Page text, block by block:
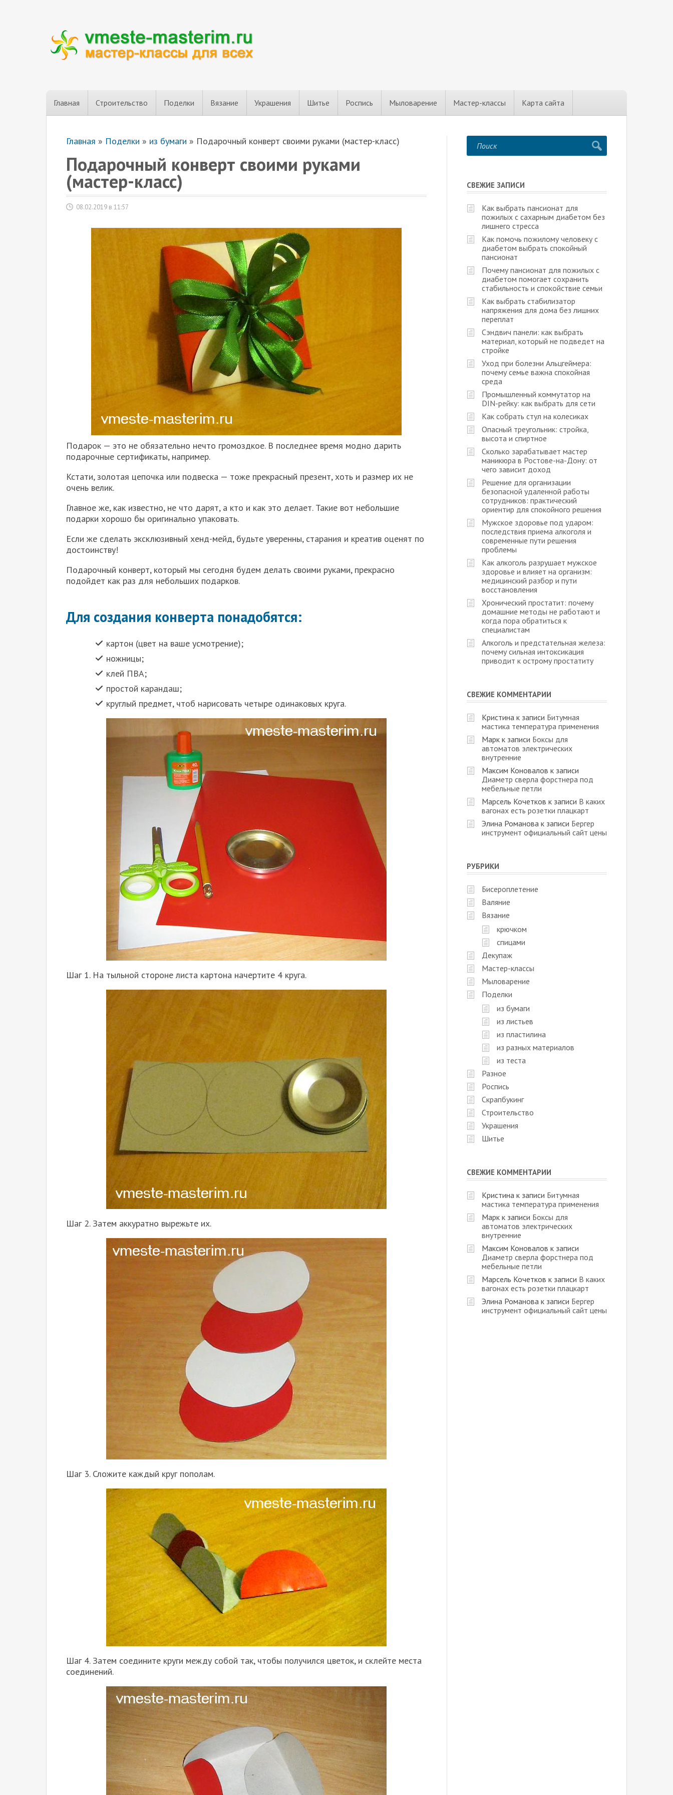
Главная Строительство Поделки Вязание Украшения Шитье Роспись Мыловарение Мастер-классы Карта сайта
Главная » Поделки » из бумаги » Подарочный конверт своими руками (мастер-класс)
Подарочный конверт своими руками
(мастер-класс)
08.02.2019 в 11:57
Подарок — это не обязательно нечто громоздкое. В последнее время модно дарить
подарочные сертификаты, например.
Кстати, золотая цепочка или подвеска — тоже прекрасный презент, хоть и размер их не
очень велик.
Главное же, как известно, не что дарят, а кто и как это делает. Такие вот небольшие
подарки хорошо бы оригинально упаковать.
Если же сделать эксклюзивный хенд-мейд, будьте уверенны, старания и креатив оценят по
достоинству!
Подарочный конверт, который мы сегодня будем делать своими руками, прекрасно
подойдет как раз для небольших подарков.
Для создания конверта понадобятся:
картон (цвет на ваше усмотрение);
ножницы;
клей ПВА;
простой карандаш;
круглый предмет, чтоб нарисовать четыре одинаковых круга.
Шаг 1. На тыльной стороне листа картона начертите 4 круга.
Шаг 2. Затем аккуратно вырежьте их.
Шаг 3. Сложите каждый круг пополам.
Шаг 4. Затем соедините круги между собой так, чтобы получился цветок, и склейте места
соединений.
СВЕЖИЕ ЗАПИСИ
Как выбрать пансионат для
пожилых с сахарным диабетом без
лишнего стресса
Как помочь пожилому человеку с
диабетом выбрать спокойный
пансионат
Почему пансионат для пожилых с
диабетом помогает сохранить
стабильность и спокойствие семьи
Как выбрать стабилизатор
напряжения для дома без лишних
переплат
Сэндвич панели: как выбрать
материал, который не подведет на
стройке
Уход при болезни Альцгеймера:
почему семье важна спокойная
среда
Промышленный коммутатор на
DIN-рейку: как выбрать для сети
Как собрать стул на колесиках
Опасный треугольник: стройка,
высота и спиртное
Сколько зарабатывает мастер
маникюра в Ростове-на-Дону: от
чего зависит доход
Решение для организации
безопасной удаленной работы
сотрудников: практический
ориентир для спокойного решения
Мужское здоровье под ударом:
последствия приема алкоголя и
современные пути решения
проблемы
Как алкоголь разрушает мужское
здоровье и влияет на организм:
медицинский разбор и пути
восстановления
Хронический простатит: почему
домашние методы не работают и
когда пора обратиться к
специалистам
Алкоголь и предстательная железа:
почему сильная интоксикация
приводит к острому простатиту
СВЕЖИЕ КОММЕНТАРИИ
Кристина к записи Битумная
мастика температура применения
Марк к записи Боксы для
автоматов электрических
внутренние
Максим Коновалов к записи
Диаметр сверла форстнера под
мебельные петли
Марсель Кочетков к записи В каких
вагонах есть розетки плацкарт
Элина Романова к записи Бергер
инструмент официальный сайт цены
РУБРИКИ
Бисероплетение
Валяние
Вязание
крючком
спицами
Декупаж
Мастер-классы
Мыловарение
Поделки
из бумаги
из листьев
из пластилина
из разных материалов
из теста
Разное
Роспись
Скрапбукинг
Строительство
Украшения
Шитье
СВЕЖИЕ КОММЕНТАРИИ
Кристина к записи Битумная
мастика температура применения
Марк к записи Боксы для
автоматов электрических
внутренние
Максим Коновалов к записи
Диаметр сверла форстнера под
мебельные петли
Марсель Кочетков к записи В каких
вагонах есть розетки плацкарт
Элина Романова к записи Бергер
инструмент официальный сайт цены